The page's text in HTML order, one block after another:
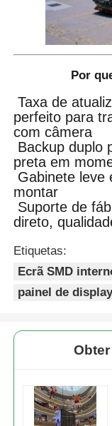
Por
Taxa de
perfeito para
com câmera
Backup duplo
preta em
Gabinete leve
montar
Suporte de
direto,
Etiquetas:
Ecrã SMD
painel de